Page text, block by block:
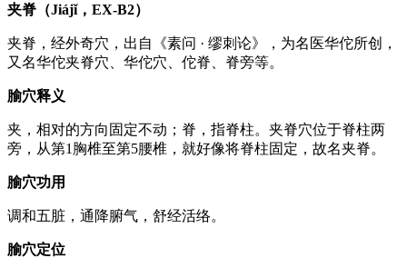
夹脊（Jiájǐ，EX-B2）
夹脊，经外奇穴，出自《素问 · 缪刺论》，为名医华佗所创，
又名华佗夹脊穴、华佗穴、佗脊、脊旁等。
腧穴释义
夹，相对的方向固定不动；脊，指脊柱。夹脊穴位于脊柱两
旁，从第1胸椎至第5腰椎，就好像将脊柱固定，故名夹脊。
腧穴功用
调和五脏，通降腑气，舒经活络。
腧穴定位